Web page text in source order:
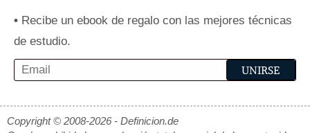
• Recibe un ebook de regalo con las mejores técnicas
de estudio.
Copyright © 2008-2026 - Definicion.de